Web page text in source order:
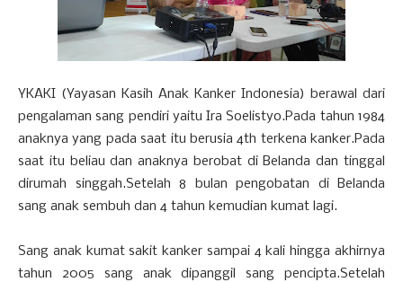
YKAKI (Yayasan Kasih Anak Kanker Indonesia) berawal dari
pengalaman sang pendiri yaitu Ira Soelistyo.Pada tahun 1984
anaknya yang pada saat itu berusia 4th terkena kanker.Pada
saat itu beliau dan anaknya berobat di Belanda dan tinggal
dirumah singgah.Setelah 8 bulan pengobatan di Belanda
sang anak sembuh dan 4 tahun kemudian kumat lagi.
Sang anak kumat sakit kanker sampai 4 kali hingga akhirnya
tahun 2005 sang anak dipanggil sang pencipta.Setelah